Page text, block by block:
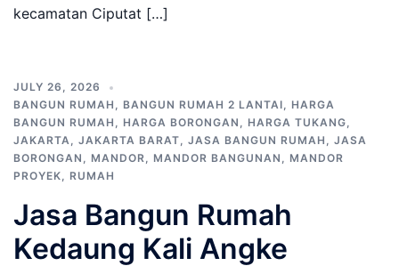
kecamatan Ciputat […]
JULY 26, 2026
BANGUN RUMAH , BANGUN RUMAH 2 LANTAI, HARGA
BANGUN RUMAH , HARGA BORONGAN , HARGA TUKANG,
JAKARTA, JAKARTA BARAT, JASA BANGUN RUMAH , JASA
BORONGAN , MANDOR, MANDOR BANGUNAN , MANDOR
PROYEK, RUMAH
Jasa Bangun Rumah
Kedaung Kali Angke